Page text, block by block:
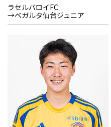
ラセルバロイFC
→ベガルタ仙台ジュニア